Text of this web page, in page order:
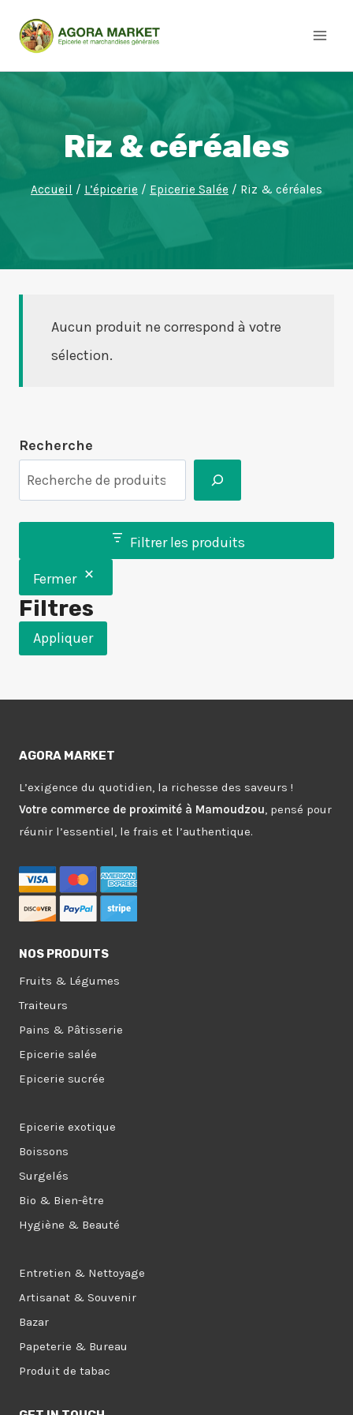
contenu
Riz & céréales
Accueil / L’épicerie / Epicerie Salée / Riz & céréales
Aucun produit ne correspond à votre
sélection.
Recherche
Filtrer les produits
Fermer
Filtres
Appliquer
AGORA MARKET
L’exigence du quotidien, la richesse des saveurs !
Votre commerce de proximité à Mamoudzou , pensé pour
réunir l’essentiel, le frais et l’authentique.
NOS PRODUITS
Fruits & Légumes
Traiteurs
Pains & Pâtisserie
Epicerie salée
Epicerie sucrée
Epicerie exotique
Boissons
Surgelés
Bio & Bien-être
Hygiène & Beauté
Entretien & Nettoyage
Artisanat & Souvenir
Bazar
Papeterie & Bureau
Produit de tabac